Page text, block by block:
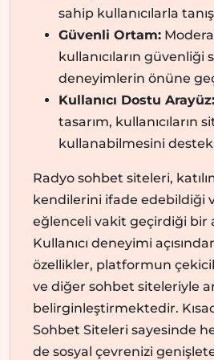
sahip kullanıcılarla
Güvenli Ortam:
kullanıcıların güvenliği
deneyimlerin önüne
Kullanıcı Dostu Arayüz:
tasarım, kullanıcıların
kullanabilmesini
Radyo sohbet siteleri,
kendilerini ifade edebildiği
eğlenceli vakit geçirdiği bir
Kullanıcı deneyimi
özellikler, platformun
ve diğer sohbet siteleriyle
belirginleştirmektedir.
Sohbet Siteleri sayesinde
de sosyal çevrenizi